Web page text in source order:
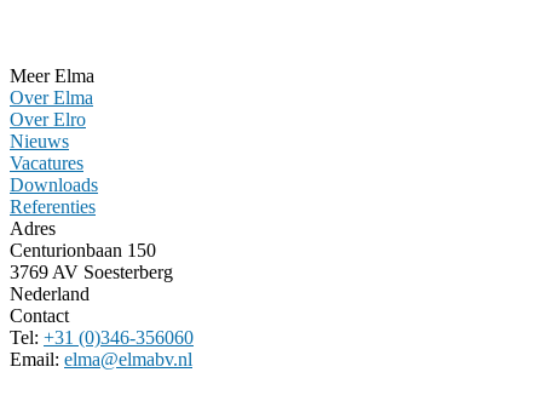
Meer Elma
Over Elma
Over Elro
Nieuws
Vacatures
Downloads
Referenties
Adres
Centurionbaan 150
3769 AV Soesterberg
Nederland
Contact
Tel: +31 (0)346-356060
Email: elma@elmabv.nl